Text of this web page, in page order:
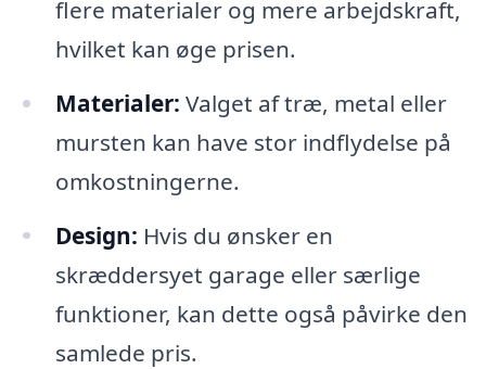
flere materialer og mere arbejdskraft,
hvilket kan øge prisen.
Materialer: Valget af træ, metal eller
mursten kan have stor indflydelse på
omkostningerne.
Design: Hvis du ønsker en
skræddersyet garage eller særlige
funktioner, kan dette også påvirke den
samlede pris.